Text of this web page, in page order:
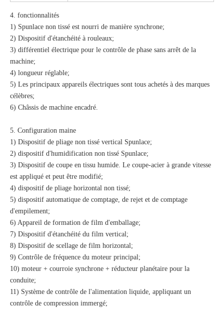
4. fonctionnalités
1) Spunlace non tissé est nourri de manière synchrone;
2) Dispositif d'étanchéité à rouleaux;
3) différentiel électrique pour le contrôle de phase sans arrêt de la
machine;
4) longueur réglable;
5) Les principaux appareils électriques sont tous achetés à des marques
célèbres;
6) Châssis de machine encadré.
5. Configuration maine
1) Dispositif de pliage non tissé vertical Spunlace;
2) dispositif d'humidification non tissé Spunlace;
3) Dispositif de coupe en tissu humide. Le coupe-acier à grande vitesse
est appliqué et peut être modifié;
4) dispositif de pliage horizontal non tissé;
5) dispositif automatique de comptage, de rejet et de comptage
d'empilement;
6) Appareil de formation de film d'emballage;
7) Dispositif d'étanchéité du film vertical;
8) Dispositif de scellage de film horizontal;
9) Contrôle de fréquence du moteur principal;
10) moteur + courroie synchrone + réducteur planétaire pour la
conduite;
11) Système de contrôle de l'alimentation liquide, appliquant un
contrôle de compression immergé;